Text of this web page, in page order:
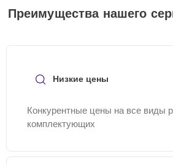
Преимущества нашего
Низкие цены
Конкурентные цены на все виды
комплектующих